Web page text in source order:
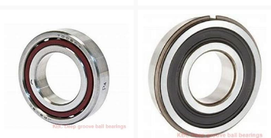
X26G38 Rolamentos de
esferas profundas